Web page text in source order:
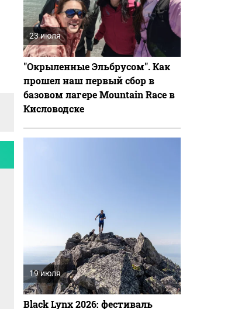
23 июля
"Окрыленные Эльбрусом". Как
прошел наш первый сбор в
базовом лагере Mountain Race в
Кисловодске
19 июля
Black Lynx 2026: фестиваль